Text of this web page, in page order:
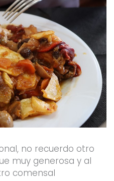
no recuerdo otro
muy generosa y al
comensal